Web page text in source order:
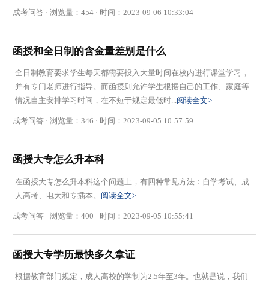
成考问答 · 浏览量：454 · 时间：2023-09-06 10:33:04
函授和全日制的含金量差别是什么
全日制教育要求学生每天都需要投入大量时间在校内进行课堂学习，
并有专门老师进行指导。而函授则允许学生根据自己的工作、家庭等
情况自主安排学习时间，在不短于规定最低时...阅读全文>
成考问答 · 浏览量：346 · 时间：2023-09-05 10:57:59
函授大专怎么升本科
在函授大专怎么升本科这个问题上，有四种常见方法：自学考试、成
人高考、电大和专插本。 阅读全文>
成考问答 · 浏览量：400 · 时间：2023-09-05 10:55:41
函授大专学历最快多久拿证
根据教育部门规定，成人高校的学制为2.5年至3年。也就是说，我们